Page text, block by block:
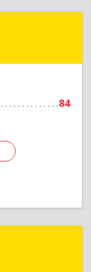
84
Подробнее